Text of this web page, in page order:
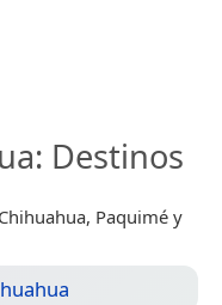
: Destinos
Paquimé y